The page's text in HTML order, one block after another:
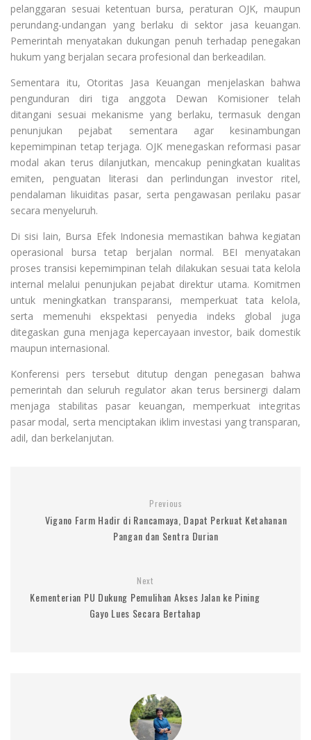
pelanggaran sesuai ketentuan bursa, peraturan OJK, maupun
perundang-undangan yang berlaku di sektor jasa keuangan.
Pemerintah menyatakan dukungan penuh terhadap penegakan
hukum yang berjalan secara profesional dan berkeadilan.
Sementara itu, Otoritas Jasa Keuangan menjelaskan bahwa
pengunduran diri tiga anggota Dewan Komisioner telah
ditangani sesuai mekanisme yang berlaku, termasuk dengan
penunjukan pejabat sementara agar kesinambungan
kepemimpinan tetap terjaga. OJK menegaskan reformasi pasar
modal akan terus dilanjutkan, mencakup peningkatan kualitas
emiten, penguatan literasi dan perlindungan investor ritel,
pendalaman likuiditas pasar, serta pengawasan perilaku pasar
secara menyeluruh.
Di sisi lain, Bursa Efek Indonesia memastikan bahwa kegiatan
operasional bursa tetap berjalan normal. BEI menyatakan
proses transisi kepemimpinan telah dilakukan sesuai tata kelola
internal melalui penunjukan pejabat direktur utama. Komitmen
untuk meningkatkan transparansi, memperkuat tata kelola,
serta memenuhi ekspektasi penyedia indeks global juga
ditegaskan guna menjaga kepercayaan investor, baik domestik
maupun internasional.
Konferensi pers tersebut ditutup dengan penegasan bahwa
pemerintah dan seluruh regulator akan terus bersinergi dalam
menjaga stabilitas pasar keuangan, memperkuat integritas
pasar modal, serta menciptakan iklim investasi yang transparan,
adil, dan berkelanjutan.
Previous
Vigano Farm Hadir di Rancamaya, Dapat Perkuat Ketahanan
Pangan dan Sentra Durian
Next
Kementerian PU Dukung Pemulihan Akses Jalan ke Pining
Gayo Lues Secara Bertahap